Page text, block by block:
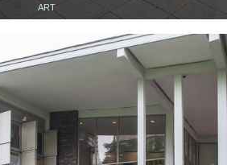
ART